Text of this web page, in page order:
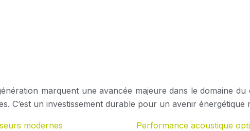
marquent une avancée majeure dans le domaine
C’est un investissement durable pour un avenir énergétique
modernes Performance acoustique